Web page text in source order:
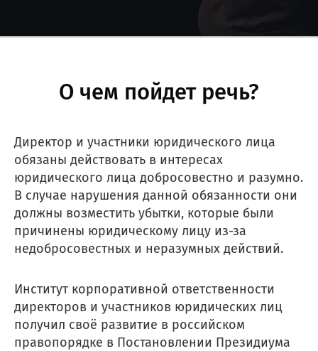
О чем пойдет речь?
Директор и участники юридического лица
обязаны действовать в интересах
юридического лица добросовестно и разумно.
В случае нарушения данной обязанности они
должны возместить убытки, которые были
причинены юридическому лицу из-за
недобросовестных и неразумных действий.
Институт корпоративной ответственности
директоров и участников юридических лиц
получил своё развитие в российском
правопорядке в Постановлении Президиума